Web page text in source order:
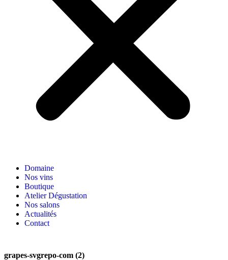
Domaine
Nos vins
Boutique
Atelier Dégustation
Nos salons
Actualités
Contact
grapes-svgrepo-com (2)